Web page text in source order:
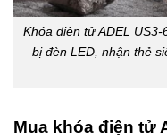
Khóa điện tử ADEL
bị đèn LED, nhận thẻ
Mua khóa điện tử